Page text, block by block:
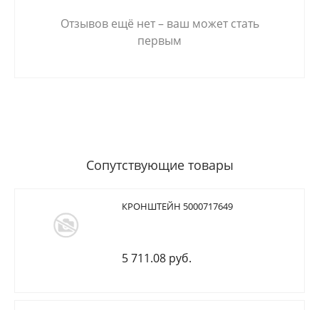
Отзывов ещё нет – ваш может стать
первым
Сопутствующие товары
КРОНШТЕЙН 5000717649
5 711.08 руб.